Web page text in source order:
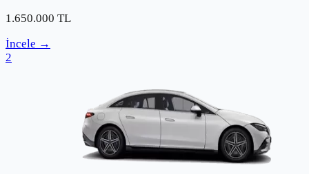
1.650.000 TL
İncele →
2